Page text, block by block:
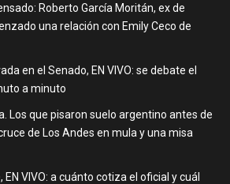
Roberto García Moritán, ex de
una relación con Emily Ceco de
en el Senado, EN VIVO: se debate el
a minuto
Los que pisaron suelo argentino antes de
de Los Andes en mula y una misa
EN VIVO: a cuánto cotiza el oficial y cuál